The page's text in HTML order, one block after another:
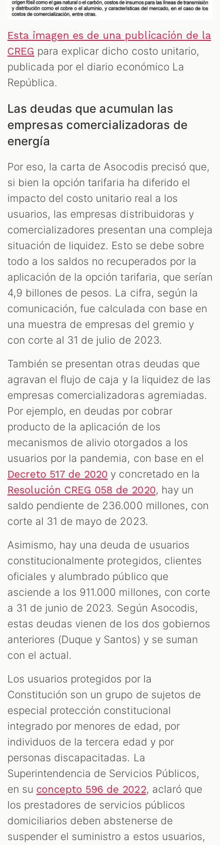
Esta imagen es de una publicación de la
CREG para explicar dicho costo unitario,
publicada por el diario económico La
República.
Las deudas que acumulan las
empresas comercializadoras de
energía
Por eso, la carta de Asocodis precisó que,
si bien la opción tarifaria ha diferido el
impacto del costo unitario real a los
usuarios, las empresas distribuidoras y
comercializadores presentan una compleja
situación de liquidez. Esto se debe sobre
todo a los saldos no recuperados por la
aplicación de la opción tarifaria, que serían
4,9 billones de pesos. La cifra, según la
comunicación, fue calculada con base en
una muestra de empresas del gremio y
con corte al 31 de julio de 2023.
También se presentan otras deudas que
agravan el flujo de caja y la liquidez de las
empresas comercializadoras agremiadas.
Por ejemplo, en deudas por cobrar
producto de la aplicación de los
mecanismos de alivio otorgados a los
usuarios por la pandemia, con base en el
Decreto 517 de 2020 y concretado en la
Resolución CREG 058 de 2020, hay un
saldo pendiente de 236.000 millones, con
corte al 31 de mayo de 2023.
Asimismo, hay una deuda de usuarios
constitucionalmente protegidos, clientes
oficiales y alumbrado público que
asciende a los 911.000 millones, con corte
a 31 de junio de 2023. Según Asocodis,
estas deudas vienen de los dos gobiernos
anteriores (Duque y Santos) y se suman
con el actual.
Los usuarios protegidos por la
Constitución son un grupo de sujetos de
especial protección constitucional
integrado por menores de edad, por
individuos de la tercera edad y por
personas discapacitadas. La
Superintendencia de Servicios Públicos,
en su concepto 596 de 2022, aclaró que
los prestadores de servicios públicos
domiciliarios deben abstenerse de
suspender el suministro a estos usuarios,